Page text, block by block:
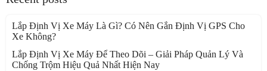
Lắp Định Vị Xe Máy Là Gì? Có Nên Gắn Định Vị GPS Cho
Xe Không?
Lắp Định Vị Xe Máy Để Theo Dõi – Giải Pháp Quản Lý Và
Chống Trộm Hiệu Quả Nhất Hiện Nay